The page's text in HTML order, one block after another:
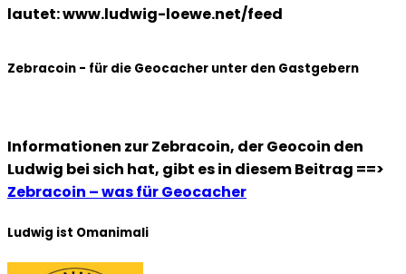
lautet: www.ludwig-loewe.net/feed
Zebracoin - für die Geocacher unter den Gastgebern
Informationen zur Zebracoin, der Geocoin den
Ludwig bei sich hat, gibt es in diesem Beitrag ==>
Zebracoin – was für Geocacher
Ludwig ist Omanimali